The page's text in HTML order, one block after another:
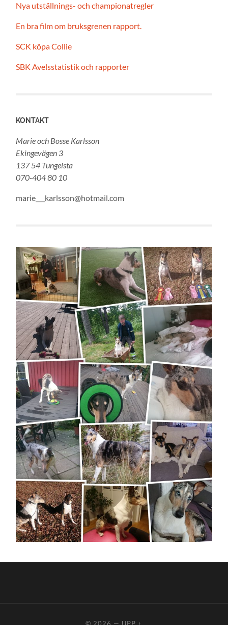
Nya utställnings- och championatregler
En bra film om bruksgrenen rapport.
SCK köpa Collie
SBK Avelsstatistik och rapporter
KONTAKT
Marie och Bosse Karlsson
Ekingevägen 3
137 54 Tungelsta
070-404 80 10
marie___karlsson@hotmail.com